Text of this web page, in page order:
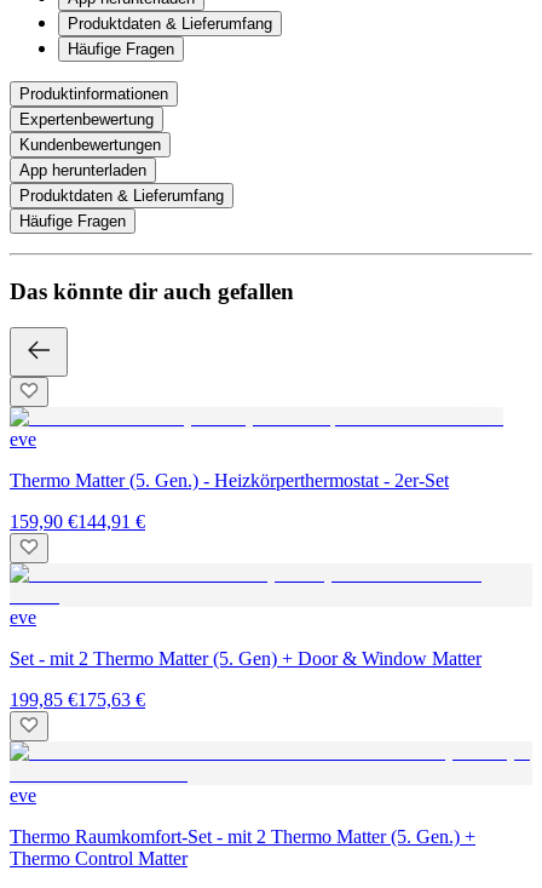
Produktdaten & Lieferumfang
Häufige Fragen
Produktinformationen
Expertenbewertung
Kundenbewertungen
App herunterladen
Produktdaten & Lieferumfang
Häufige Fragen
Das könnte dir auch gefallen
eve
Thermo Matter (5. Gen.) - Heizkörperthermostat - 2er-Set
159,90 €144,91 €
eve
Set - mit 2 Thermo Matter (5. Gen) + Door & Window Matter
199,85 €175,63 €
eve
Thermo Raumkomfort-Set - mit 2 Thermo Matter (5. Gen.) +
Thermo Control Matter